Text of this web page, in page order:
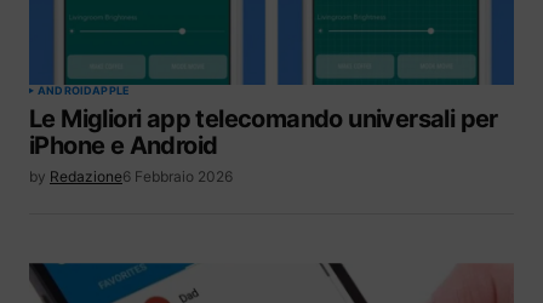
ANDROIDAPPLE
Le Migliori app telecomando universali per
iPhone e Android
by Redazione6 Febbraio 2026